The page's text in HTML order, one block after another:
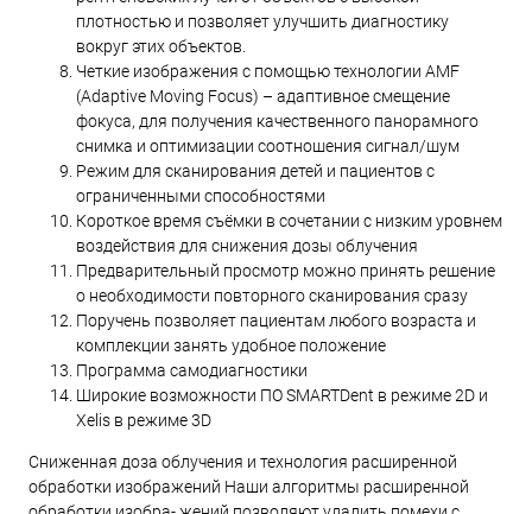
плотностью и позволяет улучшить диагностику
вокруг этих объектов.
Четкие изображения с помощью технологии AMF
(Adaptive Moving Focus) – адаптивное смещение
фокуса, для получения качественного панорамного
снимка и оптимизации соотношения сигнал/шум
Режим для сканирования детей и пациентов с
ограниченными способностями
Короткое время съёмки в сочетании с низким уровнем
воздействия для снижения дозы облучения
Предварительный просмотр можно принять решение
о необходимости повторного сканирования сразу
Поручень позволяет пациентам любого возраста и
комплекции занять удобное положение
Программа самодиагностики
Широкие возможности ПО SMARTDent в режиме 2D и
Xelis в режиме 3D
Сниженная доза облучения и технология расширенной
обработки изображений Наши алгоритмы расширенной